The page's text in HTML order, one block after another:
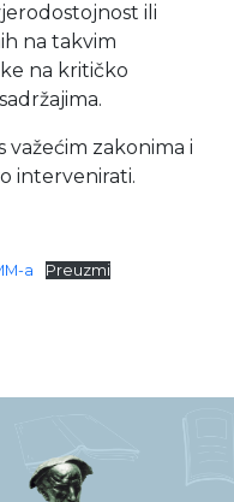
English
ili
na takvim
na kritičko
zakonima i
intervenirati.
a Preuzmi